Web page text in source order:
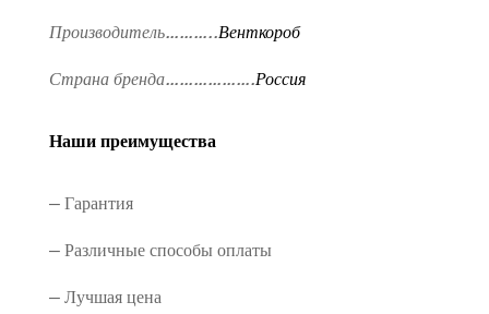
Производитель………..Венткороб
Страна бренда……………….Россия
Наши преимущества
— Гарантия
— Различные способы оплаты
— Лучшая цена